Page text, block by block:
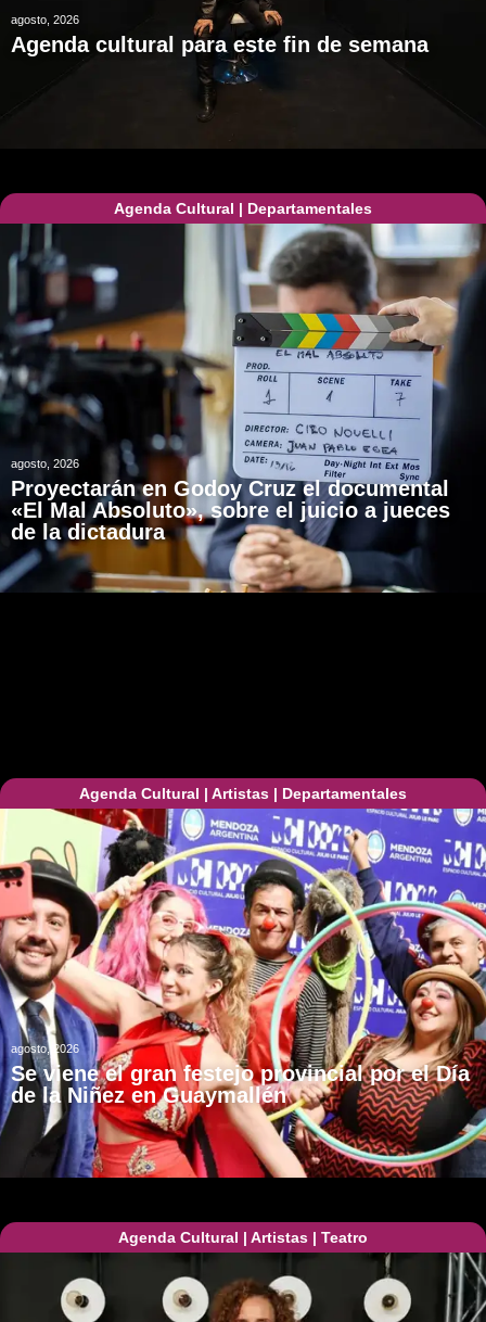
agosto, 2026
Agenda cultural para este fin de semana
Agenda Cultural | Departamentales
agosto, 2026
Proyectarán en Godoy Cruz el documental
«El Mal Absoluto», sobre el juicio a jueces
de la dictadura
Agenda Cultural | Artistas | Departamentales
agosto, 2026
Se viene el gran festejo provincial por el Día
de la Niñez en Guaymallén
Agenda Cultural | Artistas | Teatro